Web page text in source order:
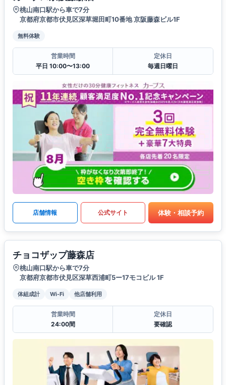
桃山南口駅から車で7分
京都府京都市伏見区深草堀田町10番地 京阪藤森ビル1F
無料体験
営業時間
平日 10:00〜13:00
定休日
毎週日曜日
店舗情報 公式サイト 体験・相談予約
チョコザップ藤森店
桃山南口駅から車で7分
京都府京都市伏見区深草西浦町5ー17モコビル 1F
体組成計 Wi-Fi 他店舗利用
営業時間
24:00間
定休日
要確認